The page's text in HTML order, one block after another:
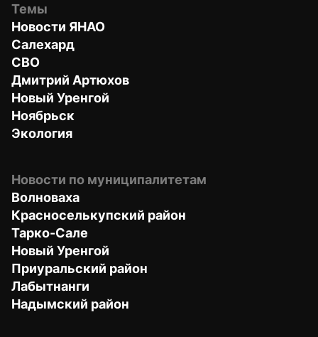
Темы
Новости ЯНАО
Салехард
СВО
Дмитрий Артюхов
Новый Уренгой
Ноябрьск
Экология
Новости по муниципалитетам
Волноваха
Красноселькупский район
Тарко-Сале
Новый Уренгой
Приуральский район
Лабытнанги
Надымский район